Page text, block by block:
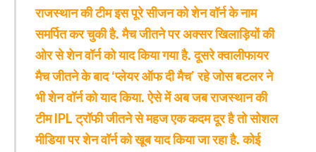
राजस्थान की टीम इस पूरे सीजन को शेन वॉर्न के नाम
समर्पित कर चुकी है. मैच जीतने पर अक्सर खिलाड़ियों की
ओर से शेन वॉर्न को याद किया गया है. दूसरे क्वालीफायर
मैच जीतने के बाद ‘प्लेयर ऑफ दी मैच’ रहे जोस बटलर ने
भी शेन वॉर्न को याद किया. ऐसे में अब जब राजस्थान की
टीम IPL ट्रॉफी जीतने से महज एक कदम दूर है तो सोशल
मीडिया पर शेन वॉर्न को खूब याद किया जा रहा है. कोई